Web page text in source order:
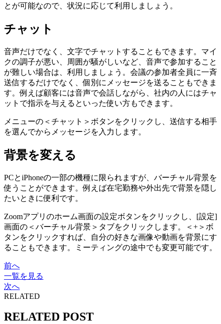
とが可能なので、状況に応じて利用しましょう。
チャット
音声だけでなく、文字でチャットすることもできます。マイ
クの調子が悪い、周囲が騒がしいなど、音声で参加すること
が難しい場合は、利用しましょう。会議の参加者全員に一斉
送信するだけでなく、個別にメッセージを送ることもできま
す。例えば顧客には音声で会話しながら、社内の人にはチャ
ットで指示を与えるといった使い方もできます。
メニューの＜チャット＞ボタンをクリックし、送信する相手
を選んでからメッセージを入力します。
背景を変える
PCとiPhoneの一部の機種に限られますが、バーチャル背景を
使うことができます。例えば在宅勤務や外出先で背景を隠し
たいときに便利です。
Zoomアプリのホーム画面の設定ボタンをクリックし、[設定]
画面の＜バーチャル背景＞タブをクリックします。＜+＞ボ
タンをクリックすれば、自分の好きな画像や動画を背景にす
ることもできます。ミーティングの途中でも変更可能です。
前へ
一覧を見る
次へ
RELATED
RELATED POST